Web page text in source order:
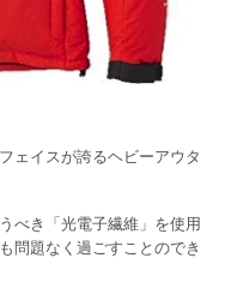
ェイスが誇るヘビーアウタ
べき「光電子繊維」を使用
問題なく過ごすことのでき